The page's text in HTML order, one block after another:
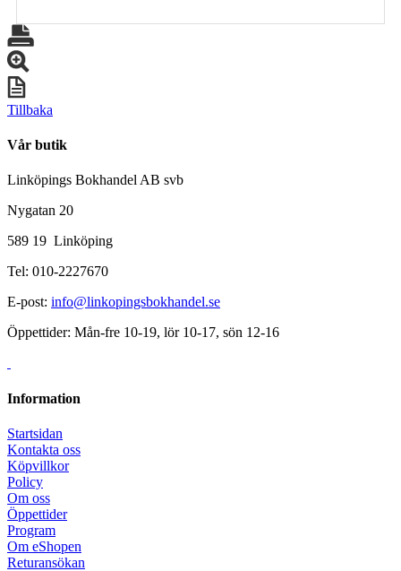
Tillbaka
Vår butik
Linköpings Bokhandel AB svb
Nygatan 20
589 19 Linköping
Tel: 010-2227670
E-post: info@linkopingsbokhandel.se
Öppettider: Mån-fre 10-19, lör 10-17, sön 12-16
Information
Startsidan
Kontakta oss
Köpvillkor
Policy
Om oss
Öppettider
Program
Om eShopen
Returansökan